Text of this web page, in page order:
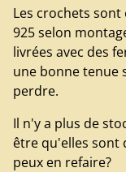
Les crochets
925 selon
livrées avec des
une bonne tenue
perdre.
Il n'y a plus de
être qu'elles sont
peux en refaire?